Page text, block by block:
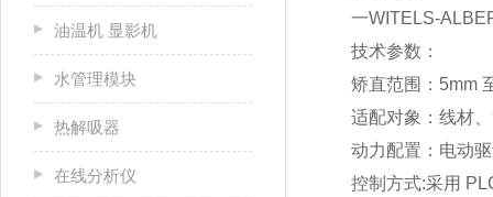
油温机 显影机
水管理模块
热解吸器
在线分析仪
一WITELS-
技术参数：
矫直范围：5mm
适配对象：线材
动力配置：电动
控制方式:采用